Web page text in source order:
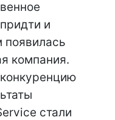
и
появилась
компания.
стали